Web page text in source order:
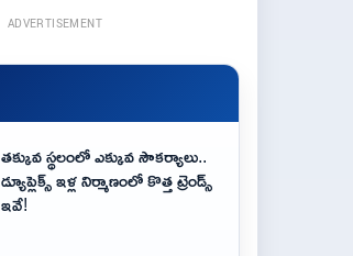
ADVERTISEMENT
తక్కువ స్థలంలో ఎక్కువ సౌకర్యాలు..
డ్యూప్లెక్స్ ఇళ్ల నిర్మాణంలో కొత్త ట్రెండ్స్
ఇవే!